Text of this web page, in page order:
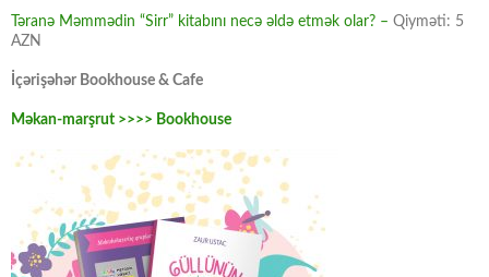
Təranə Məmmədin “Sirr” kitabını necə əldə etmək olar? – Qiyməti: 5
AZN
İçərişəhər Bookhouse & Cafe
Məkan-marşrut >>>> Bookhouse